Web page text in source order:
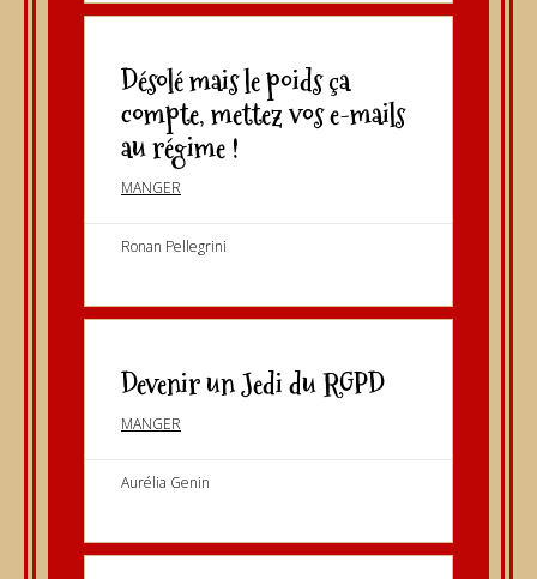
Désolé mais le poids ça
compte, mettez vos e-mails
au régime !
MANGER
Ronan Pellegrini
Devenir un Jedi du RGPD
MANGER
Aurélia Genin